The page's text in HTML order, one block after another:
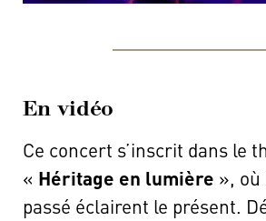
En vidéo
Ce concert s’inscrit dans le
« Héritage en lumière »,
passé éclairent le présent.